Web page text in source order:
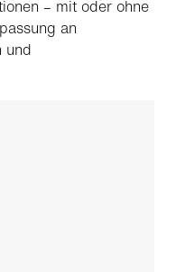
– mit oder ohne
an
und